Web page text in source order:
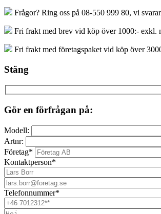
Frågor? Ring oss på 08-550 999 80, vi
Fri frakt med brev vid köp över 1000:- exkl.
Fri frakt med företagspaket vid köp över
Stäng
Gör en förfrågan på:
Modell:
Artnr:
Företag*
Kontaktperson*
Telefonnummer*